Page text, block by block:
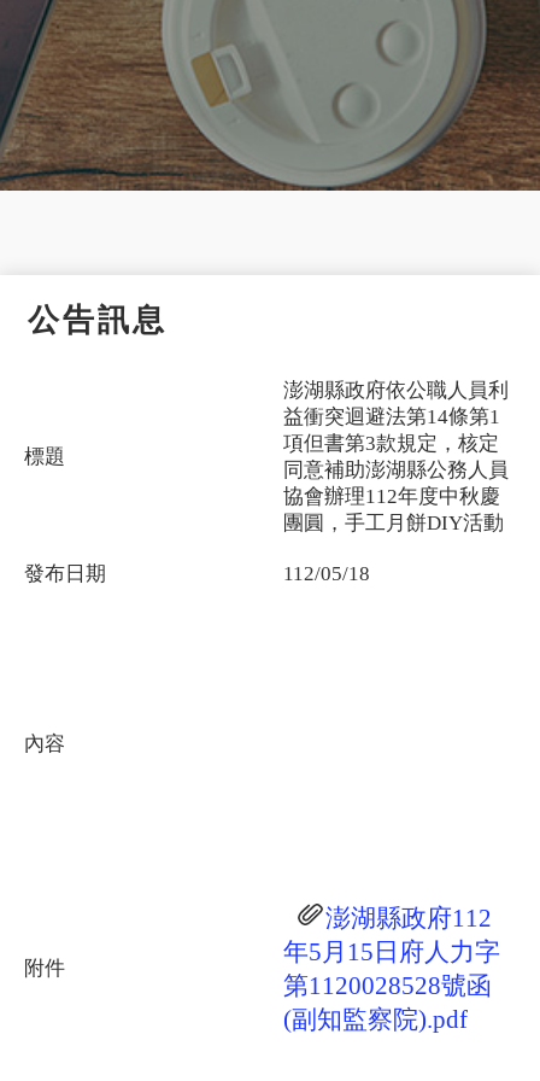
公告訊息
標題
澎湖縣政府依公職人員利
益衝突迴避法第14條第1
項但書第3款規定，核定
同意補助澎湖縣公務人員
協會辦理112年度中秋慶
團圓，手工月餅DIY活動
發布日期 112/05/18
內容
附件
澎湖縣政府112
年5月15日府人力字
第1120028528號函
(副知監察院).pdf